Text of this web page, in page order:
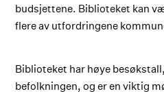
budsjettene. Biblioteket kan
flere av utfordringene
Biblioteket har høye
befolkningen, og er en viktig